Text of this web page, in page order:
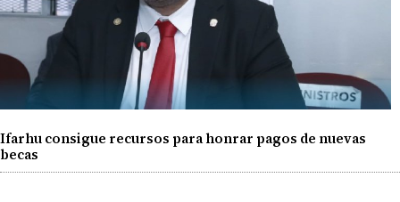
Ifarhu consigue recursos para honrar pagos de nuevas
becas